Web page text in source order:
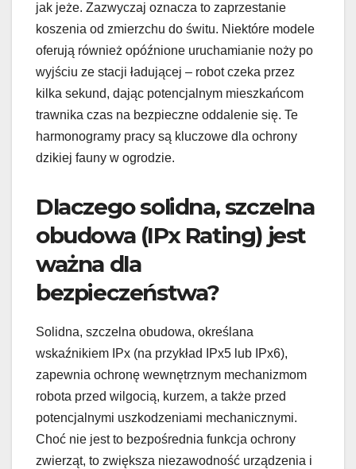
jak jeże. Zazwyczaj oznacza to zaprzestanie
koszenia od zmierzchu do świtu. Niektóre modele
oferują również opóźnione uruchamianie noży po
wyjściu ze stacji ładującej – robot czeka przez
kilka sekund, dając potencjalnym mieszkańcom
trawnika czas na bezpieczne oddalenie się. Te
harmonogramy pracy są kluczowe dla ochrony
dzikiej fauny w ogrodzie.
Dlaczego solidna, szczelna
obudowa (IPx Rating) jest
ważna dla
bezpieczeństwa?
Solidna, szczelna obudowa, określana
wskaźnikiem IPx (na przykład IPx5 lub IPx6),
zapewnia ochronę wewnętrznym mechanizmom
robota przed wilgocią, kurzem, a także przed
potencjalnymi uszkodzeniami mechanicznymi.
Choć nie jest to bezpośrednia funkcja ochrony
zwierząt, to zwiększa niezawodność urządzenia i